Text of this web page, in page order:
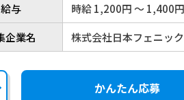
給与
時給 1,200円 〜 1,400円
企業名
株式会社日本フェニッ
かんたん応募